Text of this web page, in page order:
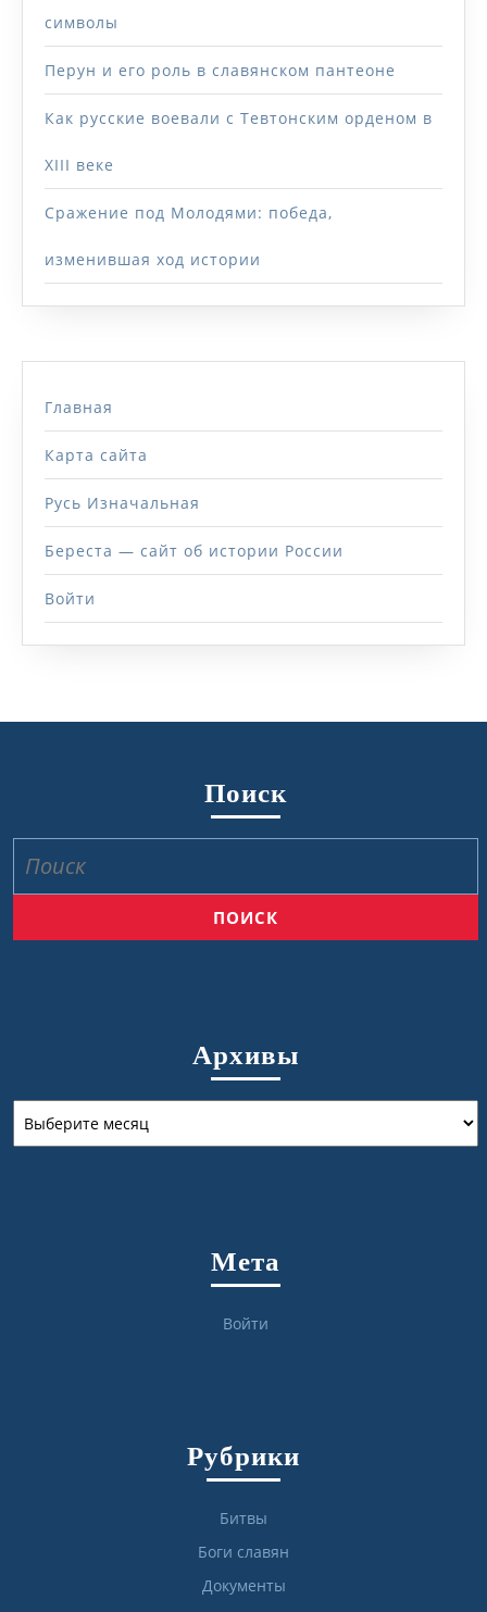
символы
Перун и его роль в славянском пантеоне
Как русские воевали с Тевтонским орденом в
XIII веке
Сражение под Молодями: победа,
изменившая ход истории
Главная
Карта сайта
Русь Изначальная
Береста — сайт об истории России
Войти
Поиск
Архивы
Мета
Войти
Рубрики
Битвы
Боги славян
Документы